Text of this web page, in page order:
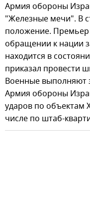
Армия обороны
"Железные мечи". В
положение.
обращении к нации
находится в
приказал провести
Военные выполняют
Армия обороны
ударов по объектам
числе по штаб-